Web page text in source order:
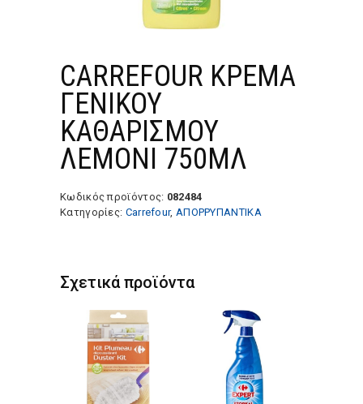
CARREFOUR ΚΡΕΜΑ
ΓΕΝΙΚΟΥ
ΚΑΘΑΡΙΣΜΟΥ
ΛΕΜΟΝΙ 750ΜΛ
Κωδικός προϊόντος: 082484
Κατηγορίες: Carrefour, ΑΠΟΡΡΥΠΑΝΤΙΚΑ
Σχετικά προϊόντα